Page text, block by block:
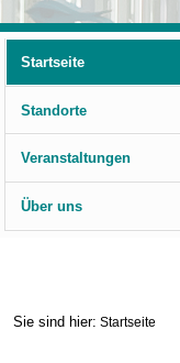
Startseite
Standorte
Veranstaltungen
Über uns
Sie sind hier: Startseite